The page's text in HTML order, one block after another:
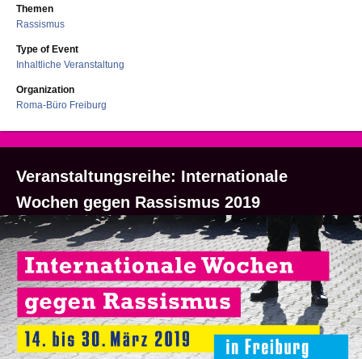
Themen
Rassismus
Type of Event
Inhaltliche Veranstaltung
Organization
Roma-Büro Freiburg
Veranstaltungsreihe: Internationale
Wochen gegen Rassismus 2019